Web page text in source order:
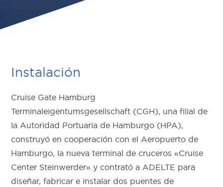
Instalación
Cruise Gate Hamburg
Terminaleigentumsgesellschaft (CGH), una filial de
la Autoridad Portuaria de Hamburgo (HPA),
construyó en cooperación con el Aeropuerto de
Hamburgo, la nueva terminal de cruceros «Cruise
Center Steinwerder» y contrató a ADELTE para
diseñar, fabricar e instalar dos puentes de